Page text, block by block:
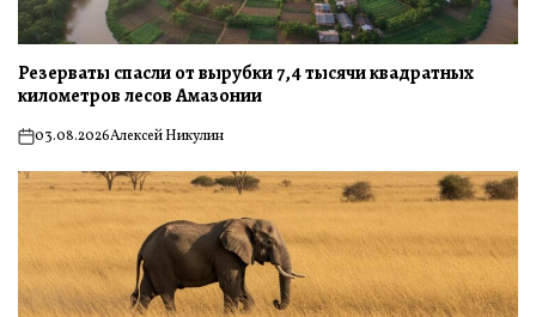
Резерваты спасли от вырубки 7,4 тысячи квадратных
километров лесов Амазонии
on03.08.2026Алексей Никулин